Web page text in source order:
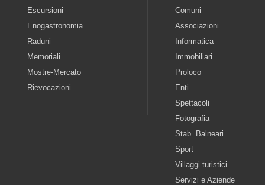
Escursioni
Enogastronomia
Raduni
Memoriali
Mostre-Mercato
Rievocazioni
Comuni
Associazioni
Informatica
Immobiliari
Proloco
Enti
Spettacoli
Fotografia
Stab. Balneari
Sport
Villaggi turistici
Servizi e Aziende